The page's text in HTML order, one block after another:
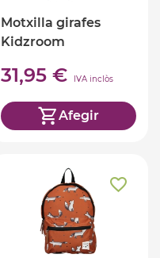
Motxilla girafes
Kidzroom
31,95 € IVA inclòs
Afegir